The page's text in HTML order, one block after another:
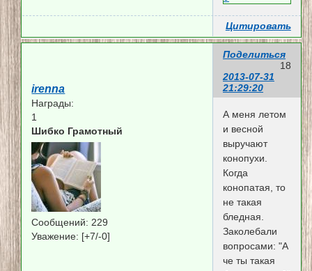
Цитировать
Поделиться
18
2013-07-31
21:29:20
irenna
Награды:
1
Шибко Грамотный
Сообщений: 229
Уважение: [+7/-0]
А меня летом
и весной
выручают
конопухи.
Когда
конопатая, то
не такая
бледная.
Заколебали
вопросами: "А
че ты такая